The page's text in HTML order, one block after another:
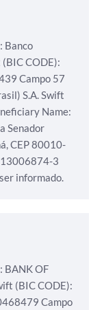
Banco
CODE):
Campo 57
S.A.Swift
Name:
Senador
CEP 80010-
3
informado.
BANK OF
(BIC CODE):
Campo